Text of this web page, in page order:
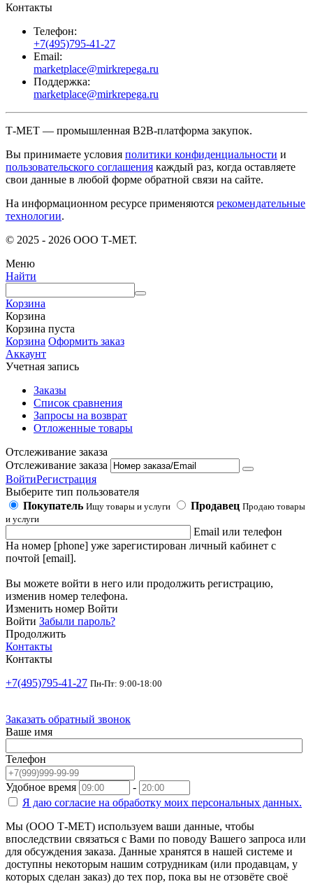
Контакты
Телефон:
+7(495)795-41-27
Email:
marketplace@mirkrepega.ru
Поддержка:
marketplace@mirkrepega.ru
Т-МЕТ — промышленная B2B-платформа закупок.
Вы принимаете условия политики конфиденциальности и
пользовательского соглашения каждый раз, когда оставляете
свои данные в любой форме обратной связи на сайте.
На информационном ресурсе применяются рекомендательные
технологии.
© 2025 - 2026 ООО Т-МЕТ.
Меню
Найти
Корзина
Корзина
Корзина пуста
Корзина Оформить заказ
Аккаунт
Учетная запись
Заказы
Список сравнения
Запросы на возврат
Отложенные товары
Отслеживание заказа
Отслеживание заказа
ВойтиРегистрация
Выберите тип пользователя
Покупатель Ищу товары и услуги Продавец Продаю товары
и услуги
Email или телефон
На номер [phone] уже зарегистирован личный кабинет с
почтой [email].
Вы можете войти в него или продолжить регистрацию,
изменив номер телефона.
Изменить номер Войти
Войти Забыли пароль?
Продолжить
Контакты
Контакты
+7(495)795-41-27 Пн-Пт: 9:00-18:00
Заказать обратный звонок
Ваше имя
Телефон
Удобное время
-
Я даю согласие на обработку моих персональных данных.
Мы (ООО Т-МЕТ) используем ваши данные, чтобы
впоследствии связаться с Вами по поводу Вашего запроса или
для обсуждения заказа. Данные хранятся в нашей системе и
доступны некоторым нашим сотрудникам (или продавцам, у
которых сделан заказ) до тех пор, пока вы не отзовёте своё